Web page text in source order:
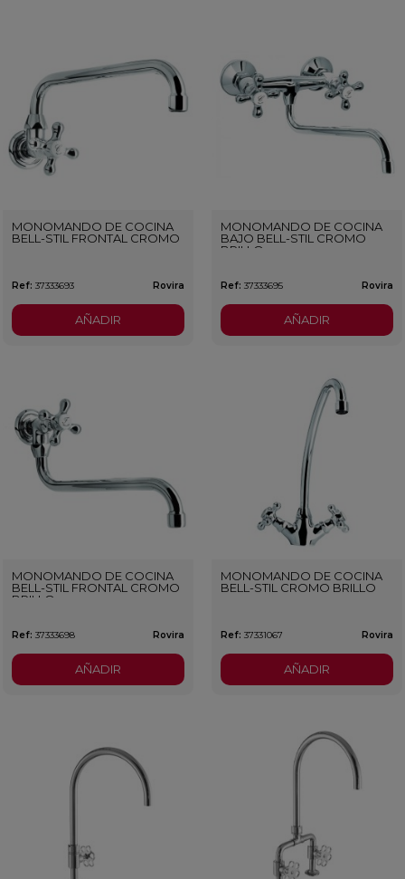
MONOMANDO DE COCINA
BELL-STIL FRONTAL CROMO
Ref: 37333693 Rovira
AÑADIR
MONOMANDO DE COCINA
BAJO BELL-STIL CROMO
BRILLO
Ref: 37333695 Rovira
AÑADIR
MONOMANDO DE COCINA
BELL-STIL FRONTAL CROMO
BRILLO
Ref: 37333698 Rovira
AÑADIR
MONOMANDO DE COCINA
BELL-STIL CROMO BRILLO
Ref: 37331067 Rovira
AÑADIR